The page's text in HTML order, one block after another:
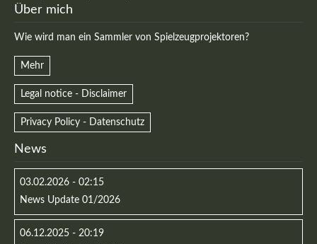
Über mich
Wie wird man ein Sammler von Spielzeugprojektoren?
Mehr
Legal notice - Disclaimer
Privacy Policy - Datenschutz
News
03.02.2026 - 02:15
News Update 01/2026
06.12.2025 - 20:19
Passwort
Registrieren